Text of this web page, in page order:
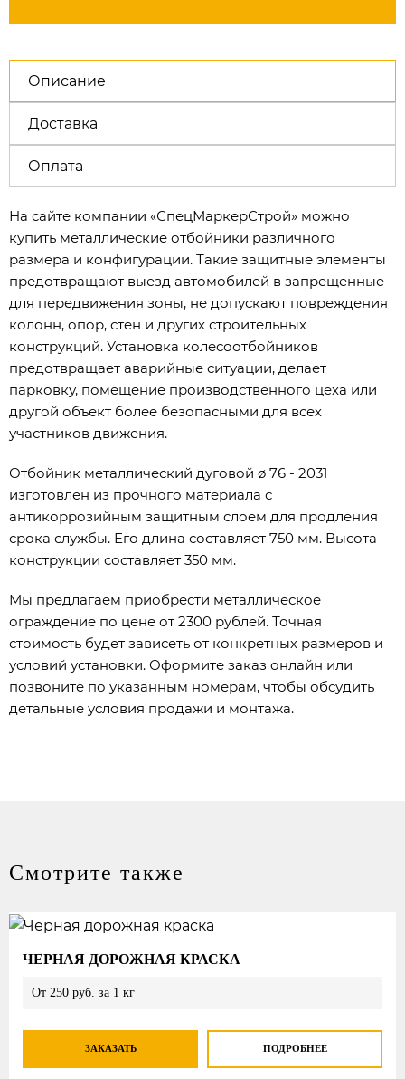
Описание
Доставка
Оплата
На сайте компании «СпецМаркерСтрой» можно
купить металлические отбойники различного
размера и конфигурации. Такие защитные элементы
предотвращают выезд автомобилей в запрещенные
для передвижения зоны, не допускают повреждения
колонн, опор, стен и других строительных
конструкций. Установка колесоотбойников
предотвращает аварийные ситуации, делает
парковку, помещение производственного цеха или
другой объект более безопасными для всех
участников движения.
Отбойник металлический дуговой ø 76 - 2031
изготовлен из прочного материала с
антикоррозийным защитным слоем для продления
срока службы. Его длина составляет 750 мм. Высота
конструкции составляет 350 мм.
Мы предлагаем приобрести металлическое
ограждение по цене от 2300 рублей. Точная
стоимость будет зависеть от конкретных размеров и
условий установки. Оформите заказ онлайн или
позвоните по указанным номерам, чтобы обсудить
детальные условия продажи и монтажа.
Смотрите также
ЧЕРНАЯ ДОРОЖНАЯ КРАСКА
От 250 руб. за 1 кг
ЗАКАЗАТЬ ПОДРОБНЕЕ